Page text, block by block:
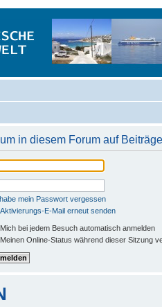
in diesem Forum auf
mein Passwort vergessen
E-Mail erneut senden
Mich bei jedem Besuch automatisch anmelden
Meinen Online-Status während dieser Sitzung